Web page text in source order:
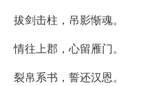
拔剑击柱，吊影惭魂。
情往上郡，心留雁门。
裂帛系书，誓还汉恩。